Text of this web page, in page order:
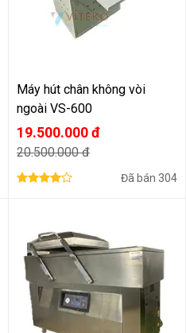
Máy hút chân không vòi
ngoài VS-600
19.500.000 đ
20.500.000 đ
Đã bán 304